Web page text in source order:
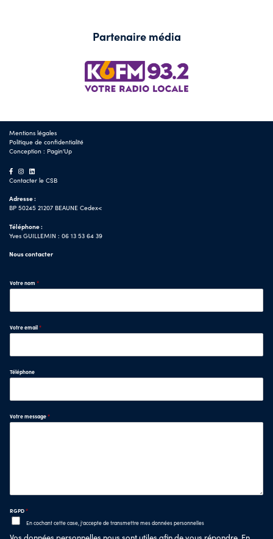
Partenaire média
Mentions légales
Politique de confidentialité
Conception : Pagin'Up
Contacter le CSB
Adresse :
BP 50245 21207 BEAUNE Cedex<
Téléphone :
Yves GUILLEMIN : 06 13 53 64 39
Nous contacter
Votre nom *
Votre email*
Téléphone
Votre message*
RGPD*
En cochant cette case, j'accepte de transmettre mes données personnelles